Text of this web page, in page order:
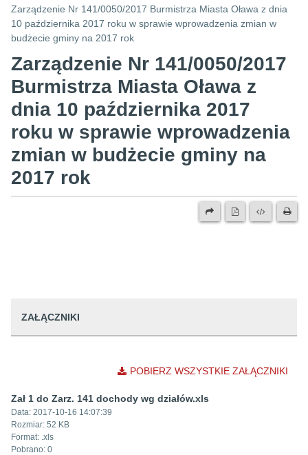
Zarządzenie Nr 141/0050/2017 Burmistrza Miasta Oława z dnia
10 października 2017 roku w sprawie wprowadzenia zmian w
budżecie gminy na 2017 rok
Zarządzenie Nr 141/0050/2017
Burmistrza Miasta Oława z
dnia 10 października 2017
roku w sprawie wprowadzenia
zmian w budżecie gminy na
2017 rok
ZAŁĄCZNIKI
POBIERZ WSZYSTKIE ZAŁĄCZNIKI
Zał 1 do Zarz. 141 dochody wg działów.xls
Data: 2017-10-16 14:07:39
Rozmiar: 52 KB
Format: .xls
Pobrano: 0